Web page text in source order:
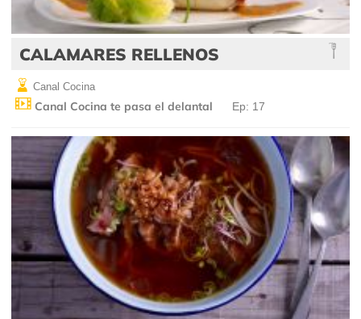
CALAMARES RELLENOS
Canal Cocina
Canal Cocina te pasa el delantal Ep: 17